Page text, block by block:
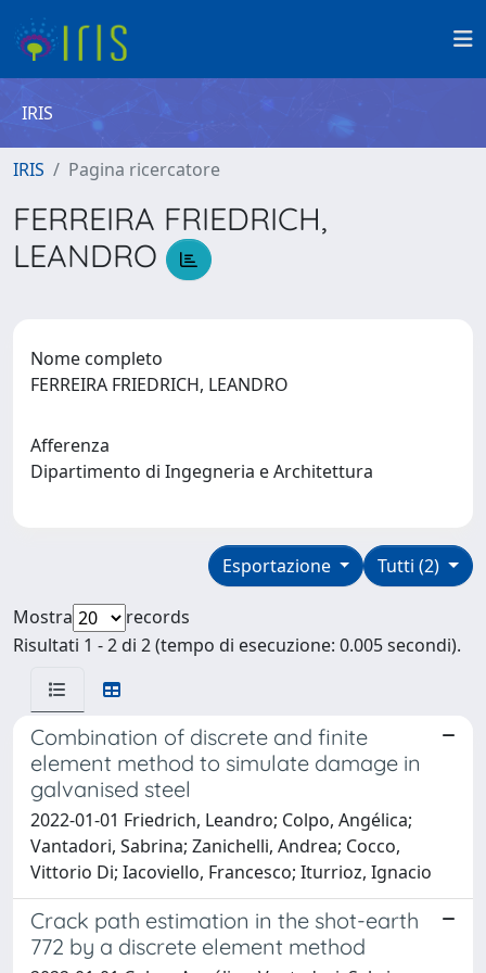
IRIS
IRIS Pagina ricercatore
FERREIRA FRIEDRICH,
LEANDRO
Nome completo
FERREIRA FRIEDRICH, LEANDRO
Afferenza
Dipartimento di Ingegneria e Architettura
Tutti (2)
Esportazione
Mostra
records
Risultati 1 - 2 di 2 (tempo di esecuzione: 0.005 secondi).
Combination of discrete and finite
element method to simulate damage in
galvanised steel
2022-01-01 Friedrich, Leandro; Colpo, Angélica;
Vantadori, Sabrina; Zanichelli, Andrea; Cocco,
Vittorio Di; Iacoviello, Francesco; Iturrioz, Ignacio
Crack path estimation in the shot-earth
772 by a discrete element method